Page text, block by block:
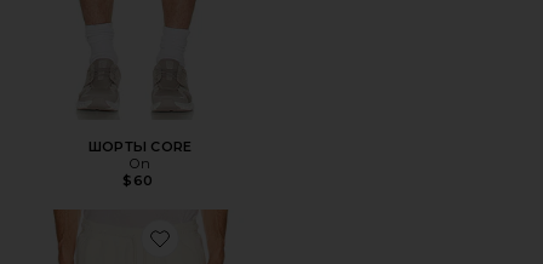
ШОРТЫ CORE
On
$60
Favorite ШОРТЫ VIBRA